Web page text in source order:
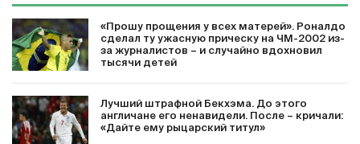
«Прошу прощения у всех матерей». Роналдо
сделал ту ужасную прическу на ЧМ-2002 из-
за журналистов – и случайно вдохновил
тысячи детей
Лучший штрафной Бекхэма. До этого
англичане его ненавидели. После – кричали:
«Дайте ему рыцарский титул»